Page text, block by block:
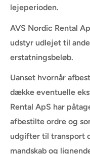
lejeperioden.
AVS Nordic Rental
udstyr udlejet til
erstatningsbeløb.
Uanset hvornår
dække eventuelle
Rental ApS har
afbestilte ordre og
udgifter til transport
mandskab og